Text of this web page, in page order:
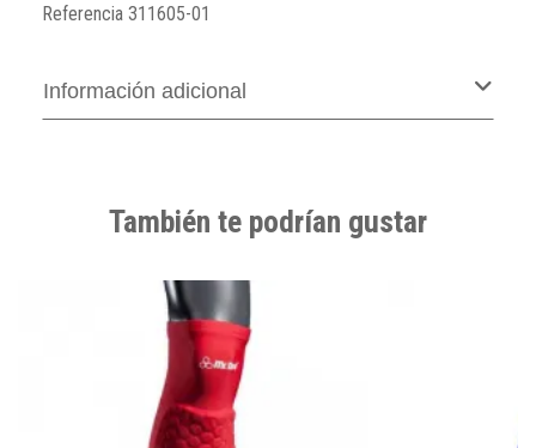
Referencia 311605-01
Información adicional
También te podrían gustar